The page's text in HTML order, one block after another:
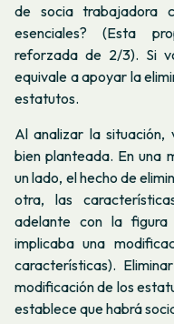
de socia trabajadora
esenciales? (Esta
reforzada de 2/3). Si
equivale a apoyar la
estatutos.
Al analizar la situación,
bien planteada. En una
un lado, el hecho de
otra, las
adelante con la figura
implicaba una
características).
modificación de los
establece que habrá